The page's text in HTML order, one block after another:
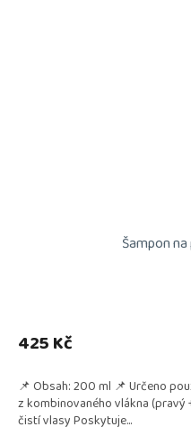
Šampon
425 Kč
📌 Obsah: 200 ml 📌 Určeno
z kombinovaného vlákna
čistí vlasy Poskytuje...